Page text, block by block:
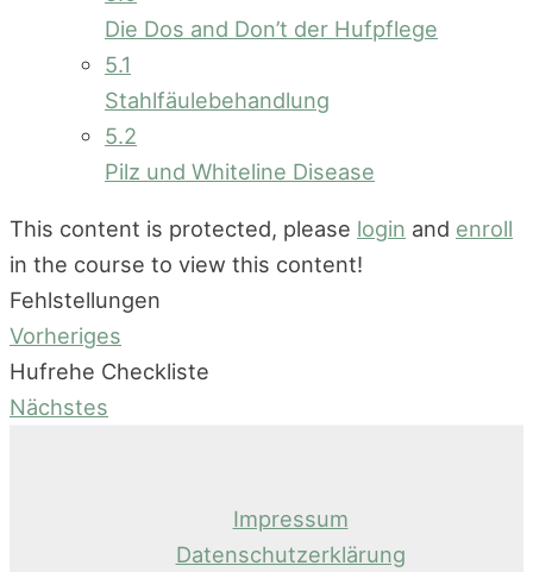
Die Dos and Don’t der Hufpflege
5.1
Stahlfäulebehandlung
5.2
Pilz und Whiteline Disease
This content is protected, please login and enroll
in the course to view this content!
Fehlstellungen
Vorheriges
Hufrehe Checkliste
Nächstes
Impressum
Datenschutzerklärung